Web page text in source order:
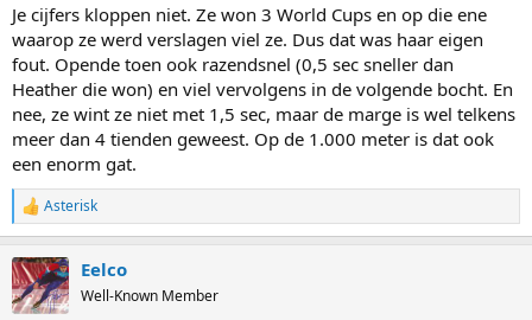
Je cijfers kloppen niet. Ze won 3 World Cups en op die ene
waarop ze werd verslagen viel ze. Dus dat was haar eigen
fout. Opende toen ook razendsnel (0,5 sec sneller dan
Heather die won) en viel vervolgens in de volgende bocht. En
nee, ze wint ze niet met 1,5 sec, maar de marge is wel telkens
meer dan 4 tienden geweest. Op de 1.000 meter is dat ook
een enorm gat.
R
e
c
t
i
Asterisk
Eelco
Well-Known Member